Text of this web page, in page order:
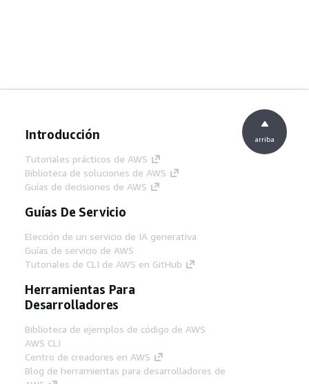
Introducción
Tutoriales prácticos de AWS
Biblioteca de soluciones de AWS
Guías de decisiones de AWS
Guías De Servicio
Elección de un servicio de IA generativa
Guías de servicio de AWS
Tutoriales de CLI de AWS en GitHub
Herramientas Para
Desarrolladores
Biblioteca de ejemplos de código de AWS
AWS CLI
Centro de creadores en AWS
Blog de herramientas para desarrolladores de
arriba